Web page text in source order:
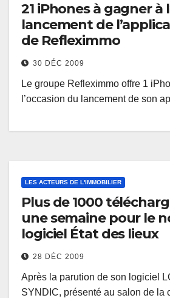
21 iPhones à gagner à
lancement de
de Refleximmo
30 DÉC 2009
Le groupe Refleximmo offre 1
l’occasion du lancement de son
LES ACTEURS DE L'IMMOBILIER
Plus de 1000
une semaine pour le
logiciel État des lieux
28 DÉC 2009
Après la parution de son logiciel
SYNDIC, présenté au salon de la